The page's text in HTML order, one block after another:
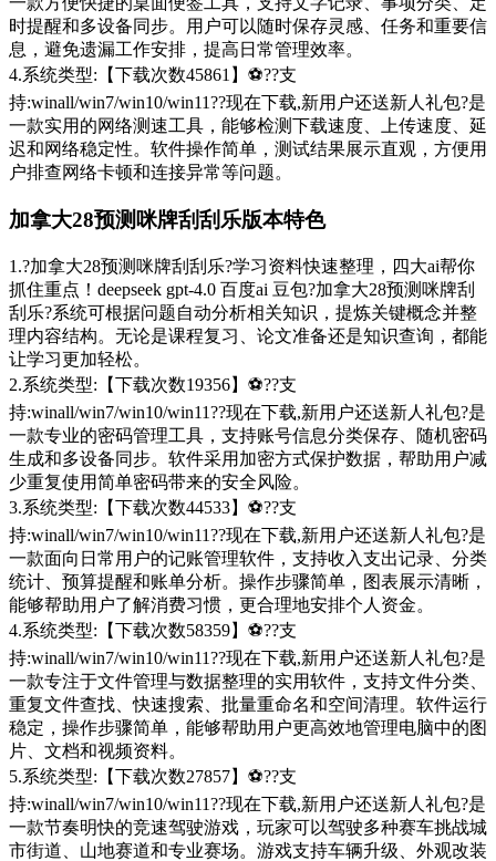
时提醒和多设备同步。用户可以随时保存灵感、任务和重要信
息，避免遗漏工作安排，提高日常管理效率。
4.系统类型:【下载次数45861】⚽??支
持:winall/win7/win10/win11??现在下载,新用户还送新人礼包?是
一款实用的网络测速工具，能够检测下载速度、上传速度、延
迟和网络稳定性。软件操作简单，测试结果展示直观，方便用
户排查网络卡顿和连接异常等问题。
加拿大28预测咪牌刮刮乐版本特色
1.?加拿大28预测咪牌刮刮乐?学习资料快速整理，四大ai帮你
抓住重点！deepseek gpt-4.0 百度ai 豆包?加拿大28预测咪牌刮
刮乐?系统可根据问题自动分析相关知识，提炼关键概念并整
理内容结构。无论是课程复习、论文准备还是知识查询，都能
让学习更加轻松。
2.系统类型:【下载次数19356】⚽??支
持:winall/win7/win10/win11??现在下载,新用户还送新人礼包?是
一款专业的密码管理工具，支持账号信息分类保存、随机密码
生成和多设备同步。软件采用加密方式保护数据，帮助用户减
少重复使用简单密码带来的安全风险。
3.系统类型:【下载次数44533】⚽??支
持:winall/win7/win10/win11??现在下载,新用户还送新人礼包?是
一款面向日常用户的记账管理软件，支持收入支出记录、分类
统计、预算提醒和账单分析。操作步骤简单，图表展示清晰，
能够帮助用户了解消费习惯，更合理地安排个人资金。
4.系统类型:【下载次数58359】⚽??支
持:winall/win7/win10/win11??现在下载,新用户还送新人礼包?是
一款专注于文件管理与数据整理的实用软件，支持文件分类、
重复文件查找、快速搜索、批量重命名和空间清理。软件运行
稳定，操作步骤简单，能够帮助用户更高效地管理电脑中的图
片、文档和视频资料。
5.系统类型:【下载次数27857】⚽??支
持:winall/win7/win10/win11??现在下载,新用户还送新人礼包?是
一款节奏明快的竞速驾驶游戏，玩家可以驾驶多种赛车挑战城
市街道、山地赛道和专业赛场。游戏支持车辆升级、外观改装